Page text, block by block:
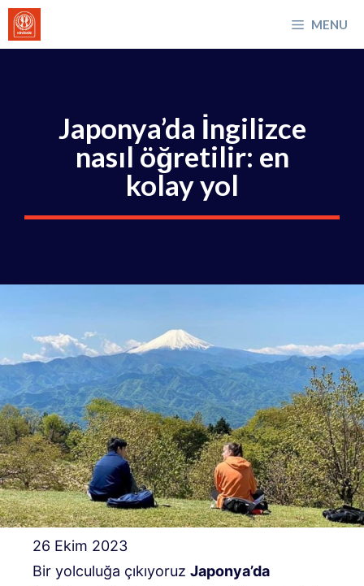
İçeriğe
atla
MENU
Japonya’da İngilizce
nasıl öğretilir: en
kolay yol
26 Ekim 2023
Bir yolculuğa çıkıyoruz Japonya’da